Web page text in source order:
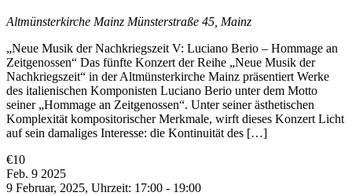
Altmünsterkirche Mainz Münsterstraße 45, Mainz
„Neue Musik der Nachkriegszeit V: Luciano Berio – Hommage an
Zeitgenossen“ Das fünfte Konzert der Reihe „Neue Musik der
Nachkriegszeit“ in der Altmünsterkirche Mainz präsentiert Werke
des italienischen Komponisten Luciano Berio unter dem Motto
seiner „Hommage an Zeitgenossen“. Unter seiner ästhetischen
Komplexität kompositorischer Merkmale, wirft dieses Konzert Licht
auf sein damaliges Interesse: die Kontinuität des […]
€10
Feb. 9 2025
9 Februar, 2025, Uhrzeit: 17:00 - 19:00